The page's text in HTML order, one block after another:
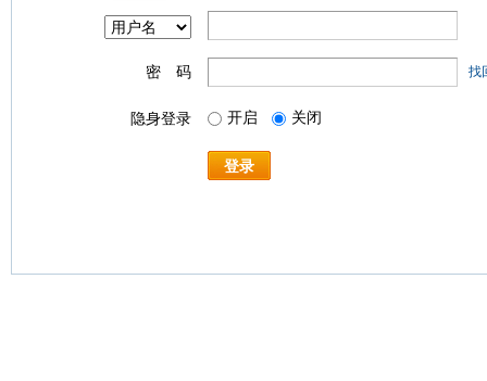
密 码 找
隐身登录 开启 关闭
登录